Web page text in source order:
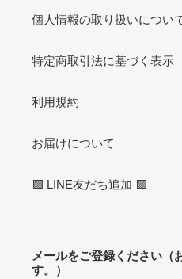
個人情報の取り扱いについ
特定商取引法に基づく表示
利用規約
お届けについて
🟩 LINE友だち追加 🟩
メールをご登録ください（
す。）